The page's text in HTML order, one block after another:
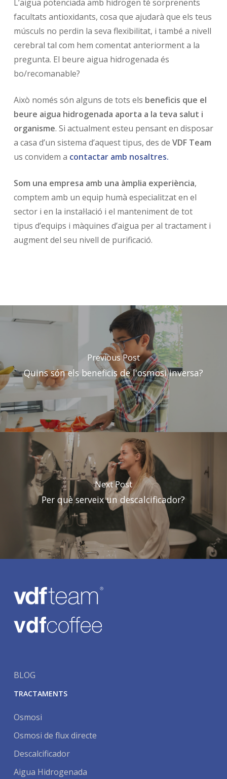
L’aigua potenciada amb hidrogen té sorprenents
facultats antioxidants, cosa que ajudarà que els teus
músculs no perdin la seva flexibilitat, i també a nivell
cerebral tal com hem comentat anteriorment a la
pregunta. El beure aigua hidrogenada és
bo/recomanable?
Això només són alguns de tots els beneficis que el
beure aigua hidrogenada aporta a la teva salut i
organisme. Si actualment esteu pensant en disposar
a casa d’un sistema d’aquest tipus, des de VDF Team
us convidem a contactar amb nosaltres.
Som una empresa amb una àmplia experiència,
comptem amb un equip humà especialitzat en el
sector i en la instal·lació i el manteniment de tot
tipus d’equips i màquines d’aigua per al tractament i
augment del seu nivell de purificació.
Previous Post
Quins són els beneficis de l'osmosi inversa?
Next Post
Per què serveix un descalcificador?
BLOG
TRACTAMENTS
Osmosi
Osmosi de flux directe
Descalcificador
Aigua Hidrogenada